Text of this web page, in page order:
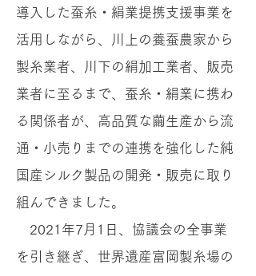
導入した蚕糸・絹業提携支援事業を
活用しながら、川上の養蚕農家から
製糸業者、川下の絹加工業者、販売
業者に至るまで、蚕糸・絹業に携わ
る関係者が、高品質な繭生産から流
通・小売りまでの連携を強化した純
国産シルク製品の開発・販売に取り
組んできました。
2021年7月1日、協議会の全事業
を引き継ぎ、世界遺産富岡製糸場の